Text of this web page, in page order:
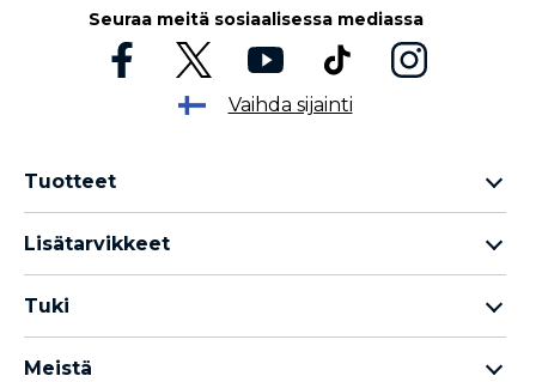
Seuraa meitä sosiaalisessa mediassa
Vaihda sijainti
Tuotteet
Motorola G -perhe
Thinkphone 25 by Motorola
Lisätarvikkeet
moto tag
Tuki
Meistä